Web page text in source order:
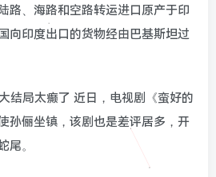
路、海路和空路转运进口原产于印
向印度出口的货物经由巴基斯坦过
结局太癫了 近日，电视剧《蛮好的
孙俪坐镇，该剧也是差评居多，开
尾。